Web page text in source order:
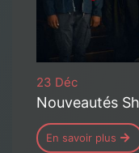
23 Déc
Nouveautés
En savoir plus